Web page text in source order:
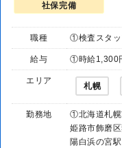
社保完備
職種 ①検査スタ
給与 ①時給1,300
エリア
札幌
勤務地
①北海道札幌
姫路市飾磨
陽白浜の宮